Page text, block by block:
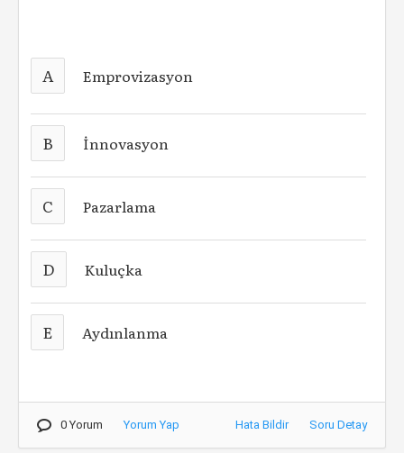
A Emprovizasyon
B İnnovasyon
C Pazarlama
D Kuluçka
E Aydınlanma
0 Yorum Yorum Yap Hata Bildir Soru Detay